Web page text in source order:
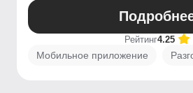
Рейтинг4.25
Мобильное приложение